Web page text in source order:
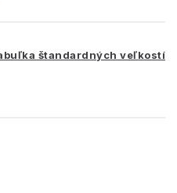
štandardných veľkostí